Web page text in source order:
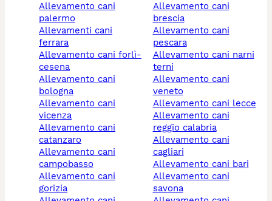
allevamento cani
palermo
allevamenti cani
ferrara
allevamento cani forlì-
cesena
allevamento cani
bologna
allevamento cani
vicenza
allevamento cani
catanzaro
allevamento cani
campobasso
allevamento cani
gorizia
allevamento cani
brescia
allevamento cani
pescara
allevamento cani narni
terni
allevamento cani
veneto
allevamento cani lecce
allevamento cani
reggio calabria
allevamento cani
cagliari
allevamento cani bari
allevamento cani
savona